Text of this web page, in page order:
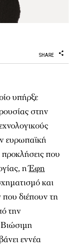
SHARE
υπήρξε
στην
ευρωπαϊκή
προκλήσεις που
ηΈφη
και
διέπουν τη
την
Βιώσιμη
εννέα